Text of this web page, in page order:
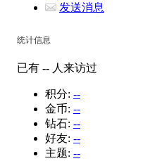
发送消息
统计信息
已有 -- 人来访过
积分: --
金币: --
钻石: --
好友: --
主题: --